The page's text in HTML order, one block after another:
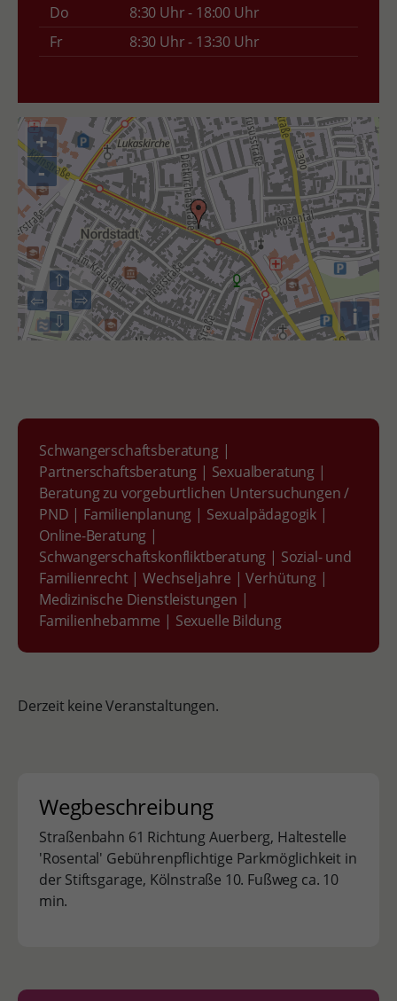
⇧
⇨
⇦
⇩
+
-
i
Do
8:30 Uhr - 18:00 Uhr
Fr
8:30 Uhr - 13:30 Uhr
Schwangerschaftsberatung|
Partnerschaftsberatung | Sexualberatung |
Beratung zu vorgeburtlichen Untersuchungen /
PND | Familienplanung | Sexualpädagogik |
Online-Beratung |
Schwangerschaftskonfliktberatung | Sozial- und
Familienrecht |Wechseljahre |Verhütung|
Medizinische Dienstleistungen |
Familienhebamme | Sexuelle Bildung
Derzeit keine Veranstaltungen.
Wegbeschreibung
Straßenbahn 61 Richtung Auerberg, Haltestelle
'Rosental' Gebührenpflichtige Parkmöglichkeit in
der Stiftsgarage, Kölnstraße 10. Fußweg ca. 10
min.